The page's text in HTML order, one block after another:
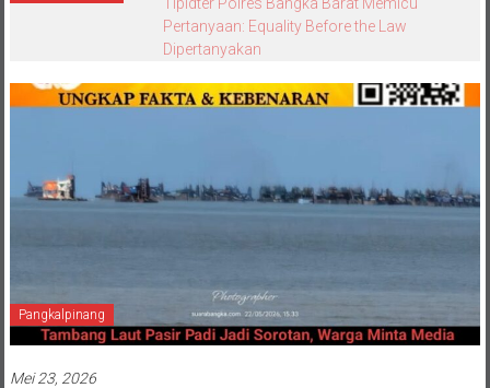
Pertanyaan: Equality Before the Law
Dipertanyakan
Pangkalpinang
Mei 23, 2026